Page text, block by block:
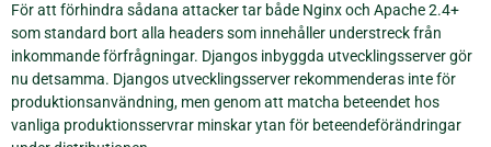
För att förhindra sådana attacker tar både Nginx och Apache 2.4+
som standard bort alla headers som innehåller understreck från
inkommande förfrågningar. Djangos inbyggda utvecklingsserver gör
nu detsamma. Djangos utvecklingsserver rekommenderas inte för
produktionsanvändning, men genom att matcha beteendet hos
vanliga produktionsservrar minskar ytan för beteendeförändringar